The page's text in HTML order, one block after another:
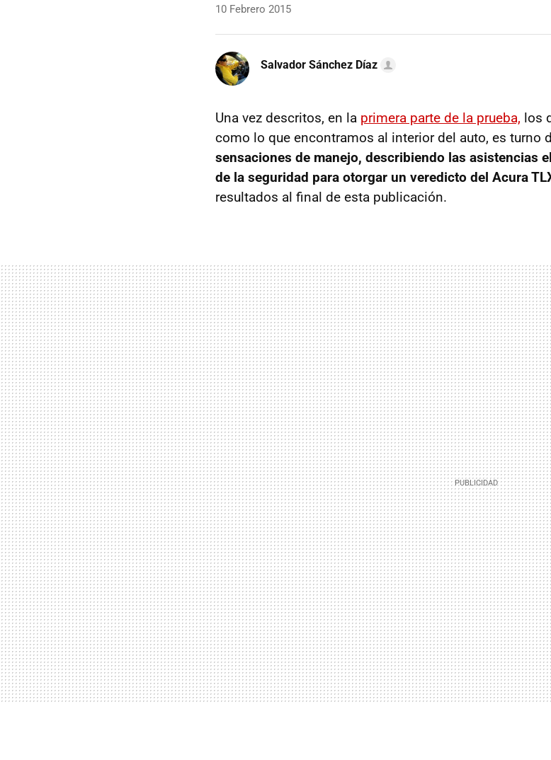
10 Febrero 2015
Salvador Sánchez Díaz
Una vez descritos, en la primera parte de la prueba, los
como lo que encontramos al interior del auto, es turno
sensaciones de manejo, describiendo las asistencias
de la seguridad para otorgar un veredicto del Acura
resultados al final de esta publicación.